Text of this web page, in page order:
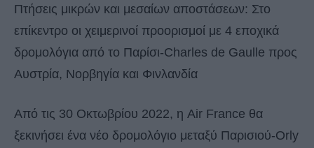
Πτήσεις μικρών και μεσαίων αποστάσεων: Στο
επίκεντρο οι χειμερινοί προορισμοί με 4 εποχικά
δρομολόγια από το Παρίσι-Charles de Gaulle προς
Αυστρία, Νορβηγία και Φινλανδία
Από τις 30 Οκτωβρίου 2022, η Air France θα
ξεκινήσει ένα νέο δρομολόγιο μεταξύ Παρισιού-Orly